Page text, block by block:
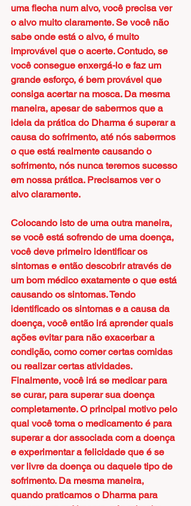
uma flecha num alvo, você precisa ver
o alvo muito claramente. Se você não
sabe onde está o alvo, é muito
improvável que o acerte. Contudo, se
você consegue enxergá-lo e faz um
grande esforço, é bem provável que
consiga acertar na mosca. Da mesma
maneira, apesar de sabermos que a
ideia da prática do Dharma é superar a
causa do sofrimento, até nós sabermos
o que está realmente causando o
sofrimento, nós nunca teremos sucesso
em nossa prática. Precisamos ver o
alvo claramente.
Colocando isto de uma outra maneira,
se você está sofrendo de uma doença,
você deve primeiro identificar os
sintomas e então descobrir através de
um bom médico exatamente o que está
causando os sintomas. Tendo
identificado os sintomas e a causa da
doença, você então irá aprender quais
ações evitar para não exacerbar a
condição, como comer certas comidas
ou realizar certas atividades.
Finalmente, você irá se medicar para
se curar, para superar sua doença
completamente. O principal motivo pelo
qual você toma o medicamento é para
superar a dor associada com a doença
e experimentar a felicidade que é se
ver livre da doença ou daquele tipo de
sofrimento. Da mesma maneira,
quando praticamos o Dharma para